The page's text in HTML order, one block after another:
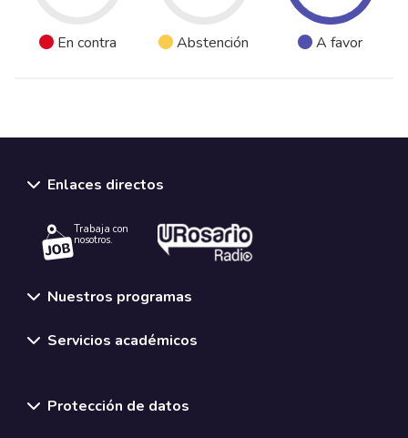
En contra Abstención A favor
Enlaces directos
Trabaja con
nosotros.
Nuestros programas
Servicios académicos
Protección de datos